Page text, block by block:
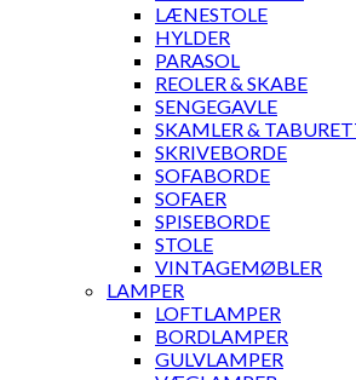
LÆNESTOLE
HYLDER
PARASOL
REOLER & SKABE
SENGEGAVLE
SKAMLER &
SKRIVEBORDE
SOFABORDE
SOFAER
SPISEBORDE
STOLE
VINTAGEMØBLER
LAMPER
LOFTLAMPER
BORDLAMPER
GULVLAMPER